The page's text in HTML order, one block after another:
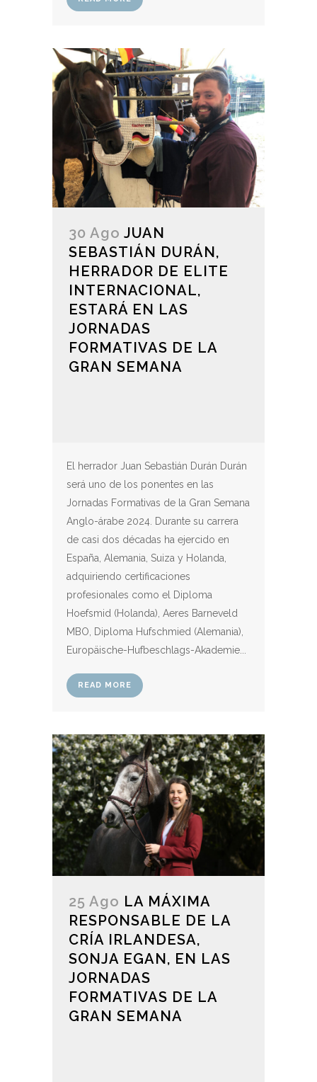
30 Ago JUAN
SEBASTIÁN DURÁN,
HERRADOR DE ELITE
INTERNACIONAL,
ESTARÁ EN LAS
JORNADAS
FORMATIVAS DE LA
GRAN SEMANA
El herrador Juan Sebastián Durán Durán
será uno de los ponentes en las
Jornadas Formativas de la Gran Semana
Anglo-árabe 2024. Durante su carrera
de casi dos décadas ha ejercido en
España, Alemania, Suiza y Holanda,
adquiriendo certificaciones
profesionales como el Diploma
Hoefsmid (Holanda), Aeres Barneveld
MBO, Diploma Hufschmied (Alemania),
Europäische-Hufbeschlags-Akademie...
READ MORE
25 Ago LA MÁXIMA
RESPONSABLE DE LA
CRÍA IRLANDESA,
SONJA EGAN, EN LAS
JORNADAS
FORMATIVAS DE LA
GRAN SEMANA